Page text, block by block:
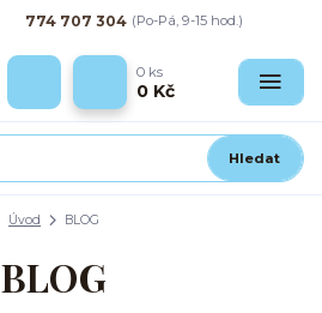
Hledat
774 707 304 (Po-Pá, 9-15 hod.)
0 ks
0 Kč
Úvod BLOG
BLOG